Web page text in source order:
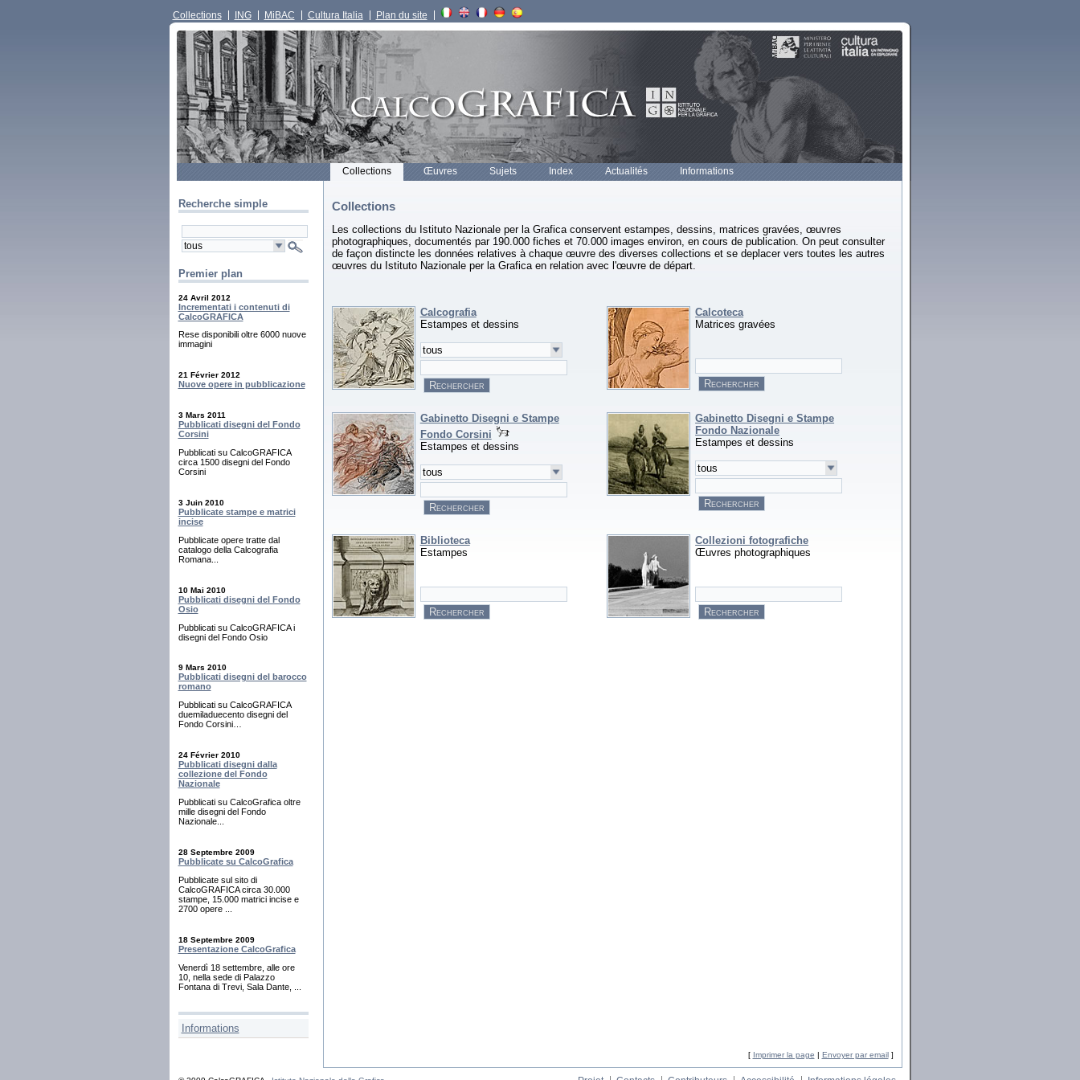
Collections ING MiBAC Cultura Italia Plan du site
Collections Œuvres Sujets Index Actualités Informations
Recherche simple
Premier plan
24 Avril 2012
Incrementati i contenuti di
CalcoGRAFICA
Rese disponibili oltre 6000 nuove
immagini
21 Février 2012
Nuove opere in pubblicazione
3 Mars 2011
Pubblicati disegni del Fondo
Corsini
Pubblicati su CalcoGRAFICA
circa 1500 disegni del Fondo
Corsini
3 Juin 2010
Pubblicate stampe e matrici
incise
Pubblicate opere tratte dal
catalogo della Calcografia
Romana...
10 Mai 2010
Pubblicati disegni del Fondo
Osio
Pubblicati su CalcoGRAFICA i
disegni del Fondo Osio
9 Mars 2010
Pubblicati disegni del barocco
romano
Pubblicati su CalcoGRAFICA
duemiladuecento disegni del
Fondo Corsini…
24 Février 2010
Pubblicati disegni dalla
collezione del Fondo
Nazionale
Pubblicati su CalcoGrafica oltre
mille disegni del Fondo
Nazionale...
28 Septembre 2009
Pubblicate su CalcoGrafica
Pubblicate sul sito di
CalcoGRAFICA circa 30.000
stampe, 15.000 matrici incise e
2700 opere ...
18 Septembre 2009
Presentazione CalcoGrafica
Venerdì 18 settembre, alle ore
10, nella sede di Palazzo
Fontana di Trevi, Sala Dante, ...
Informations
Collections
Les collections du Istituto Nazionale per la Grafica conservent estampes, dessins, matrices gravées, œuvres
photographiques, documentés par 190.000 fiches et 70.000 images environ, en cours de publication. On peut consulter
de façon distincte les données relatives à chaque œuvre des diverses collections et se deplacer vers toutes les autres
œuvres du Istituto Nazionale per la Grafica en relation avec l'œuvre de départ.
Calcografia
Estampes et dessins
Calcoteca
Matrices gravées
Gabinetto Disegni e Stampe
Fondo Corsini
Estampes et dessins
Gabinetto Disegni e Stampe
Fondo Nazionale
Estampes et dessins
Biblioteca
Estampes
Collezioni fotografiche
Œuvres photographiques
[ Imprimer la page Envoyer par email ]